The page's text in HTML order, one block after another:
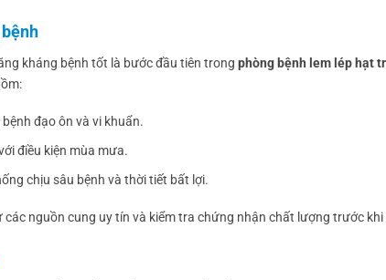
kháng bệnh tốt là bước đầu tiên trong phòng bệnh lem lép hạt
đạo ôn và vi khuẩn.
điều kiện mùa mưa.
chịu sâu bệnh và thời tiết bất lợi.
các nguồn cung uy tín và kiểm tra chứng nhận chất lượng trước